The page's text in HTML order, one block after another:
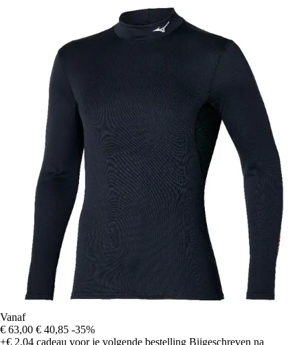
Vanaf
€ 63,00 € 40,85 -35%
+€ 2,04 cadeau voor je volgende bestelling Bijgeschreven na